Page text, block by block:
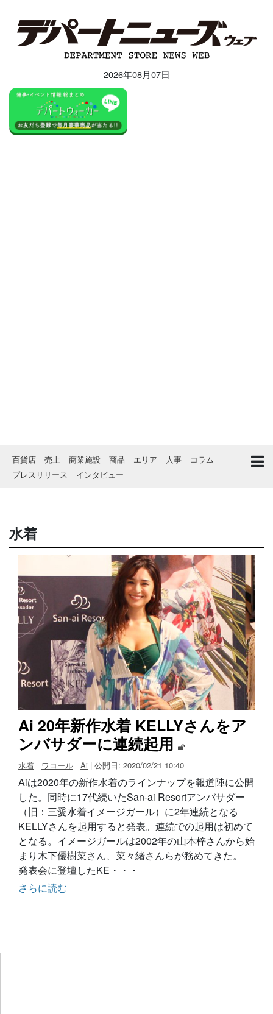
2026年08月07日
百貨店 売上 商業施設 商品 エリア 人事
コラム
プレスリリース
インタビュー
水着
Ai 20年新作水着 KELLYさんをア
ンバサダーに連続起用
水着 ワコール Ai | 公開日: 2020/02/21 10:40
Aiは2020年の新作水着のラインナップを報道陣に公開
した。同時に17代続いたSan-ai Resortアンバサダー
（旧：三愛水着イメージガール）に2年連続となる
KELLYさんを起用すると発表。連続での起用は初めて
となる。イメージガールは2002年の山本梓さんから始
まり木下優樹菜さん、菜々緒さんらが務めてきた。
発表会に登壇したKE・・・
さらに読む